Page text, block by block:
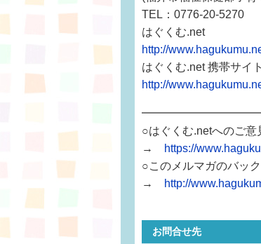
TEL：0776-20-5270
はぐくむ.net
http://
はぐくむ.net 携帯サイト
http://
○はぐくむ.netへのご意
→
https://
○このメルマガのバッ
→
http://
お問合せ先